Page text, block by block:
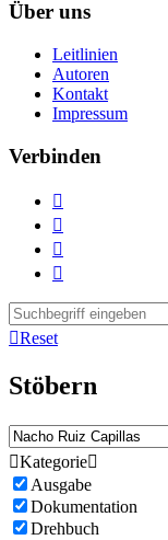
Über uns
Leitlinien
Autoren
Kontakt
Impressum
Verbinden




Reset
Stöbern
Kategorie
Ausgabe
Dokumentation
Drehbuch